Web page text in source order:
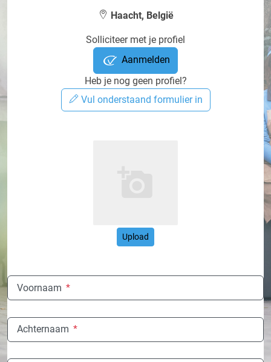
Haacht, België
Solliciteer met je profiel
Aanmelden
Heb je nog geen profiel?
Vul onderstaand formulier in
Upload
Voornaam *
Achternaam *